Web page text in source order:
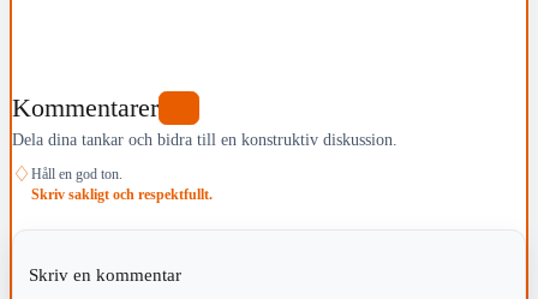
Kommentarer
Dela dina tankar och bidra till en konstruktiv diskussion.
♢ Håll en god ton.
Skriv sakligt och respektfullt.
Skriv en kommentar